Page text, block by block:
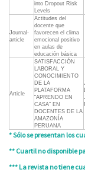
into Dropout Risk
Levels
Journal-
article
Actitudes del
docente que
favorecen el clima
emocional positivo
en aulas de
educación básica
Article
SATISFACCIÓN
LABORAL Y
CONOCIMIENTO
DE LA
PLATAFORMA
“APRENDO EN
CASA” EN
DOCENTES DE LA
AMAZONÍA
PERUANA
* Sólo se presentan los
** Cuartil no disponible
*** La revista no tiene